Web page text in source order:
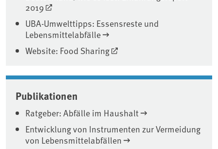
2019
UBA-Umwelttipps: Essensreste und
Lebensmittelabfälle
Website: Food Sharing
Publikationen
Ratgeber: Abfälle im Haushalt
Entwicklung von Instrumenten zur Vermeidung
von Lebensmittelabfällen